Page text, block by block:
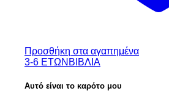
Προσθήκη στα αγαπημένα
3-6 ΕΤΩΝ ΒΙΒΛΙΑ
Αυτό είναι το καρότο μου